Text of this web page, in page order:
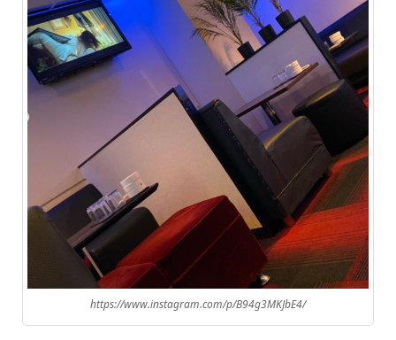
https://www.instagram.com/p/B94g3MKJbE4/